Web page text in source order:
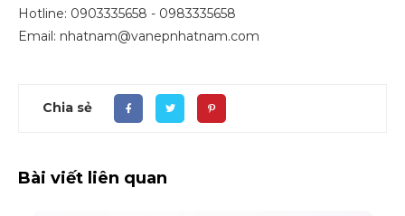
Hotline: 0903335658 - 0983335658
Email: nhatnam@vanepnhatnam.com
Chia sẻ
Bài viết liên quan